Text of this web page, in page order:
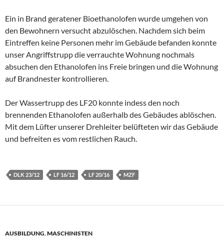
Ein in Brand geratener Bioethanolofen wurde umgehen von
den Bewohnern versucht abzulöschen. Nachdem sich beim
Eintreffen keine Personen mehr im Gebäude befanden konnte
unser Angriffstrupp die verrauchte Wohnung nochmals
absuchen den Ethanolofen ins Freie bringen und die Wohnung
auf Brandnester kontrollieren.
Der Wassertrupp des LF20 konnte indess den noch
brennenden Ethanolofen außerhalb des Gebäudes ablöschen.
Mit dem Lüfter unserer Drehleiter belüfteten wir das Gebäude
und befreiten es vom restlichen Rauch.
DLK 23/12 LF 16/12 LF 20/16 MZF
AUSBILDUNG,MASCHINISTEN